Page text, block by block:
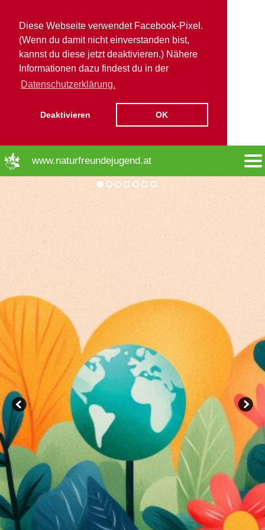
Diese Webseite verwendet Facebook-Pixel.
(Wenn du damit nicht einverstanden bist,
kannst du diese jetzt deaktivieren.) Nähere
Informationen dazu findest du in der
Datenschutzerklärung.
Deaktivieren OK
www.naturfreundejugend.at